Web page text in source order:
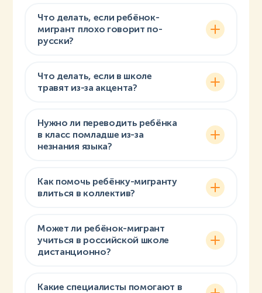
Что делать, если ребёнок-
мигрант плохо говорит по-
русски?
Что делать, если в школе
травят из-за акцента?
Нужно ли переводить ребёнка
в класс помладше из-за
незнания языка?
Как помочь ребёнку-мигранту
влиться в коллектив?
Может ли ребёнок-мигрант
учиться в российской школе
дистанционно?
Какие специалисты помогают в